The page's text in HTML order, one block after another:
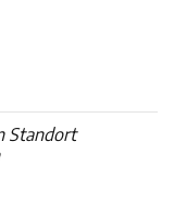
Standort